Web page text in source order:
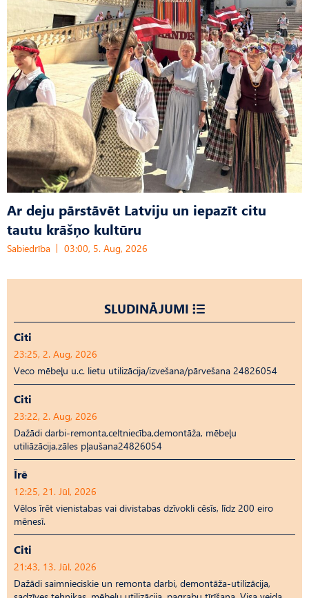
Ar deju pārstāvēt Latviju un iepazīt citu
tautu krāšņo kultūru
Sabiedrība 03:00, 5. Aug, 2026
SLUDINĀJUMI
Citi
23:25, 2. Aug, 2026
Veco mēbeļu u.c. lietu utilizācija/izvešana/pārvešana 24826054
Citi
23:22, 2. Aug, 2026
Dažādi darbi-remonta,celtniecība,demontāža, mēbeļu
utiliāzācija,zāles pļaušana24826054
Īrē
12:25, 21. Jūl, 2026
Vēlos īrēt vienistabas vai divistabas dzīvokli cēsīs, līdz 200 eiro
mēnesī.
Citi
21:43, 13. Jūl, 2026
Dažādi saimnieciskie un remonta darbi, demontāža-utilizācija,